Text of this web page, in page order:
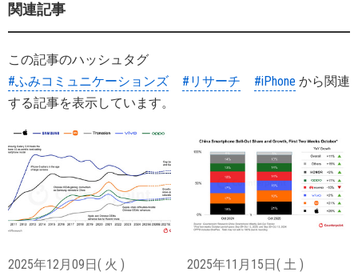
関連記事
この記事のハッシュタグ
#ふみコミュニケーションズ
#リサーチ #iPhone から関連
する記事を表示しています。
2025年12月09日( 火 ) 2025年11月15日( 土 )